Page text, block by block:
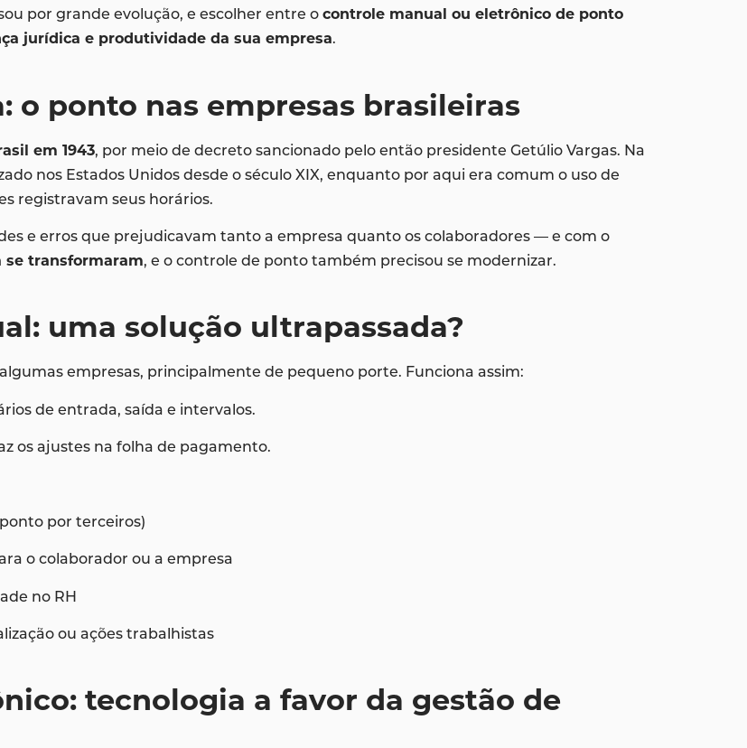
por grande evolução, e escolher entre o controle manual ou eletrônico de ponto
jurídica e produtividade da sua empresa.
ponto nas empresas brasileiras
em 1943, por meio de decreto sancionado pelo então presidente Getúlio Vargas. Na
nos Estados Unidos desde o século XIX, enquanto por aqui era comum o uso de
registravam seus horários.
e erros que prejudicavam tanto a empresa quanto os colaboradores — e com o
se transformaram, e o controle de ponto também precisou se modernizar.
uma solução ultrapassada?
empresas, principalmente de pequeno porte. Funciona assim:
de entrada, saída e intervalos.
os ajustes na folha de pagamento.
por terceiros)
o colaborador ou a empresa
no RH
ou ações trabalhistas
tecnologia a favor da gestão de